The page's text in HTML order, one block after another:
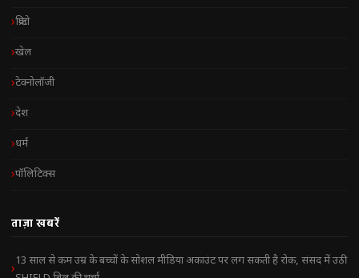
क्रिप्टो
खेल
टेक्नोलॉजी
देश
धर्म
पॉलिटिक्स
ताज़ा खबरें
13 साल से कम उम्र के बच्चों के सोशल मीडिया अकाउंट पर लग सकती है रोक, संसद में उठी